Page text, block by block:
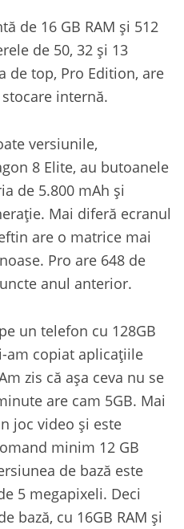
de 16 GB RAM și 512
de 50, 32 și 13
de top, Pro Edition, are
stocare internă.
versiunile,
8 Elite, au butoanele
de 5.800 mAh și
Mai diferă ecranul
are o matrice mai
Pro are 648 de
anul anterior.
un telefon cu 128GB
am copiat aplicațiile
zis că așa ceva nu se
are cam 5GB. Mai
joc video și este
minim 12 GB
de bază este
5 megapixeli. Deci
bază, cu 16GB RAM și